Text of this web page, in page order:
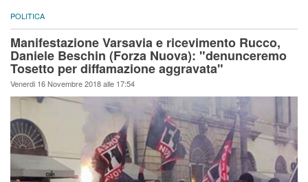
POLITICA
Manifestazione Varsavia e ricevimento Rucco,
Daniele Beschin (Forza Nuova): "denunceremo
Tosetto per diffamazione aggravata"
Venerdi 16 Novembre 2018 alle 17:54